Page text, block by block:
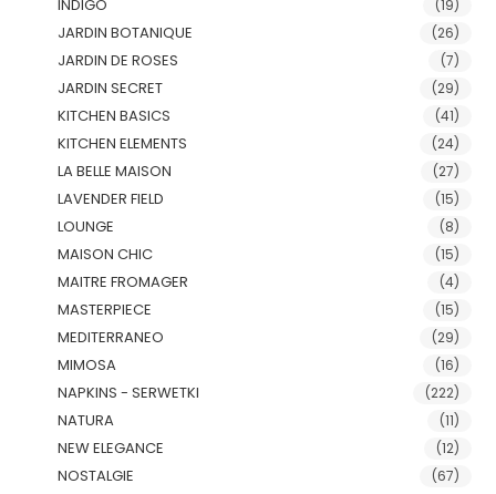
INDIGO (19)
JARDIN BOTANIQUE (26)
JARDIN DE ROSES (7)
JARDIN SECRET (29)
KITCHEN BASICS (41)
KITCHEN ELEMENTS (24)
LA BELLE MAISON (27)
LAVENDER FIELD (15)
LOUNGE (8)
MAISON CHIC (15)
MAITRE FROMAGER (4)
MASTERPIECE (15)
MEDITERRANEO (29)
MIMOSA (16)
NAPKINS - SERWETKI (222)
NATURA (11)
NEW ELEGANCE (12)
NOSTALGIE (67)